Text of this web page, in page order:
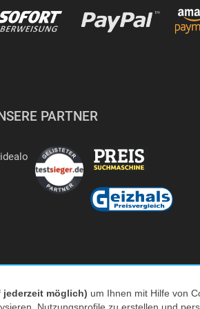
PARTNER
möglich) um Ihnen mit Hilfe von